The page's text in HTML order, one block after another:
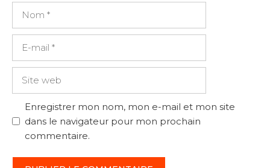
Enregistrer mon nom, mon e-mail et mon site
dans le navigateur pour mon prochain
commentaire.